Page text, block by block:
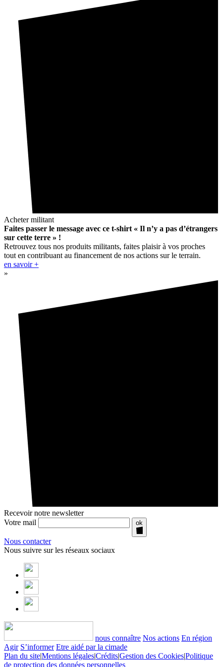
Acheter militant
Faites passer le message avec ce t-shirt « Il n’y a pas d’étrangers
sur cette terre » !
Retrouvez tous nos produits militants, faites plaisir à vos proches
tout en contribuant au financement de nos actions sur le terrain.
en savoir +
»
Recevoir notre newsletter
Votre mail
ok
Nous contacter
Nous suivre sur les réseaux sociaux
nous connaître Nos actions En région
Agir S’informer Etre aidé par la cimade
Plan du site|Mentions légales|Crédits|Gestion des Cookies|Politique
de protection des données personnelles